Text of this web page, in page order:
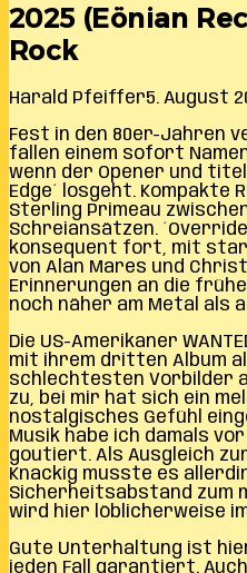
2025 (Eönian
Rock
Harald Pfeiffer5. August
Fest in den 80er-Jahren
fallen einem sofort Namen
wenn der Opener und
Edge´ losgeht. Kompakte
Sterling Primeau
Schreiansätzen.
konsequent fort, mit
von Alan Mares und
Erinnerungen an die
noch näher am Metal als
Die US-Amerikaner
mit ihrem dritten Album
schlechtesten Vorbilder
zu, bei mir hat sich ein
nostalgisches Gefühl
Musik habe ich damals
goutiert. Als Ausgleich
Knackig musste es
Sicherheitsabstand zum
wird hier löblicherweise
Gute Unterhaltung ist
jeden Fall garantiert.